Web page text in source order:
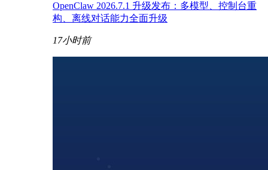
OpenClaw 2026.7.1 升级发布：多模型、控制台重
构、离线对话能力全面升级
17小时前